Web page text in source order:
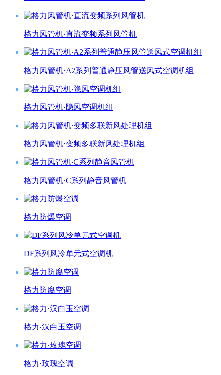
格力风管机·直流变频系列风管机
格力风管机·A2系列普通静压风管送风式空调机组
格力风管机·隐风空调机组
格力风管机·变频多联新风处理机组
格力风管机·C系列静音风管机
格力防爆空调
DF系列风冷单元式空调机
格力防腐空调
格力·汉白玉空调
格力·玫瑰空调